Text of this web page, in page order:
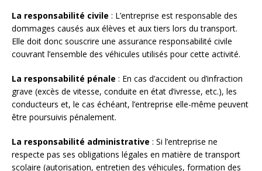
La responsabilité civile : L’entreprise est responsable des
dommages causés aux élèves et aux tiers lors du transport.
Elle doit donc souscrire une assurance responsabilité civile
couvrant l’ensemble des véhicules utilisés pour cette activité.
La responsabilité pénale : En cas d’accident ou d’infraction
grave (excès de vitesse, conduite en état d’ivresse, etc.), les
conducteurs et, le cas échéant, l’entreprise elle-même peuvent
être poursuivis pénalement.
La responsabilité administrative : Si l’entreprise ne
respecte pas ses obligations légales en matière de transport
scolaire (autorisation, entretien des véhicules, formation des